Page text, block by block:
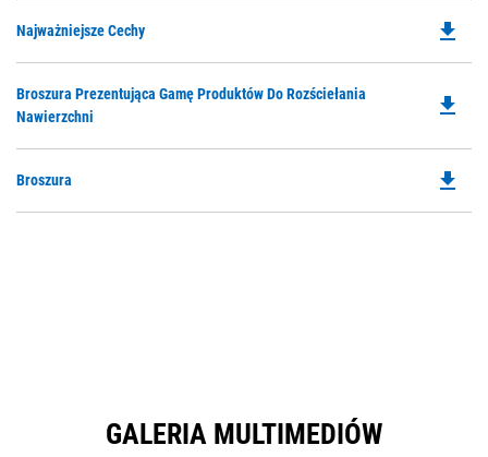
Najważniejsze Cechy file_download
Broszura Prezentująca Gamę Produktów Do Rozściełania
Nawierzchni
file_download
Broszura file_download
GALERIA MULTIMEDIÓW